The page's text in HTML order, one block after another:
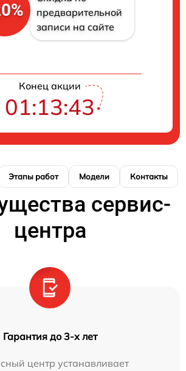
предварительной
записи на сайте
Конец акции
01:13:42
Этапы работ Модели Контакты
сервис-
центра
Гарантия до 3-х лет
центр устанавливает